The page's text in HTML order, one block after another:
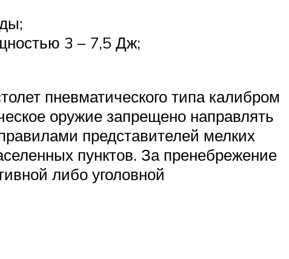
3 – 7,5 Дж;
пневматического типа калибром
оружие запрещено направлять
представителей мелких
пунктов. За пренебрежение
либо уголовной